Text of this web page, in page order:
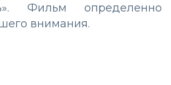
Фильм определенно
внимания.